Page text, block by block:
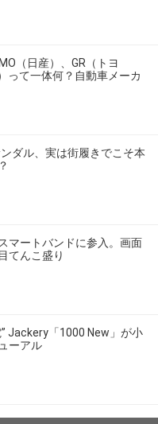
（日産）、GR（トヨ
って一体何？自動車メーカ
ダル、実は街履きでこそ本
マートバンドに参入。画面
てんこ盛り
Jackery「1000 New」が小
ーアル